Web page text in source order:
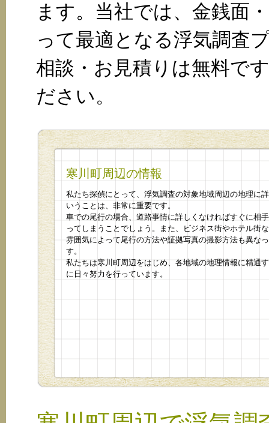
ます。当社では、金銭面
って最適となる浮気調査
相談・お見積りは無料で
ださい。
寒川町周辺の情報
私たち探偵にとって、浮気調査の対象地域周辺の地理に
いうことは、非常に重要です。
車での尾行の場合、道路事情に詳しくなければすぐに相
ってしまうことでしょう。また、ビジネス街やホテル街
雰囲気によって尾行の方法や証拠写真の撮影方法も異な
す。
私たちは寒川町周辺をはじめ、各地域の地理情報に精通
に日々努力を行っています。